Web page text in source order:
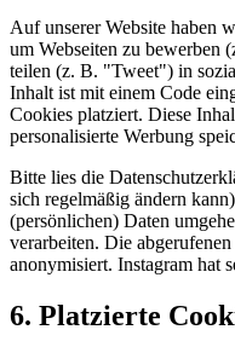
Auf unserer Website haben
um Webseiten zu
teilen (z. B. "Tweet") in
Inhalt ist mit einem Code
Cookies platziert. Diese
personalisierte Werbung
Bitte lies die
sich regelmäßig ändern
(persönlichen) Daten
verarbeiten. Die
anonymisiert. Instagram hat
6. Platzierte